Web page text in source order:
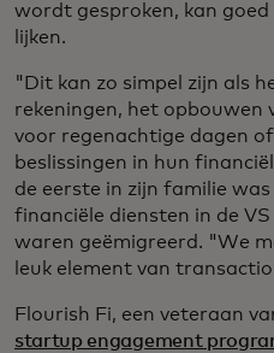
wordt gesproken, kan
lijken.
"Dit kan zo simpel zijn als
rekeningen, het opbouwen
voor regenachtige dagen
beslissingen in hun
de eerste in zijn familie
financiële diensten in de
waren geëmigreerd. "We
leuk element van
Flourish Fi, een veteraan
startup engagement